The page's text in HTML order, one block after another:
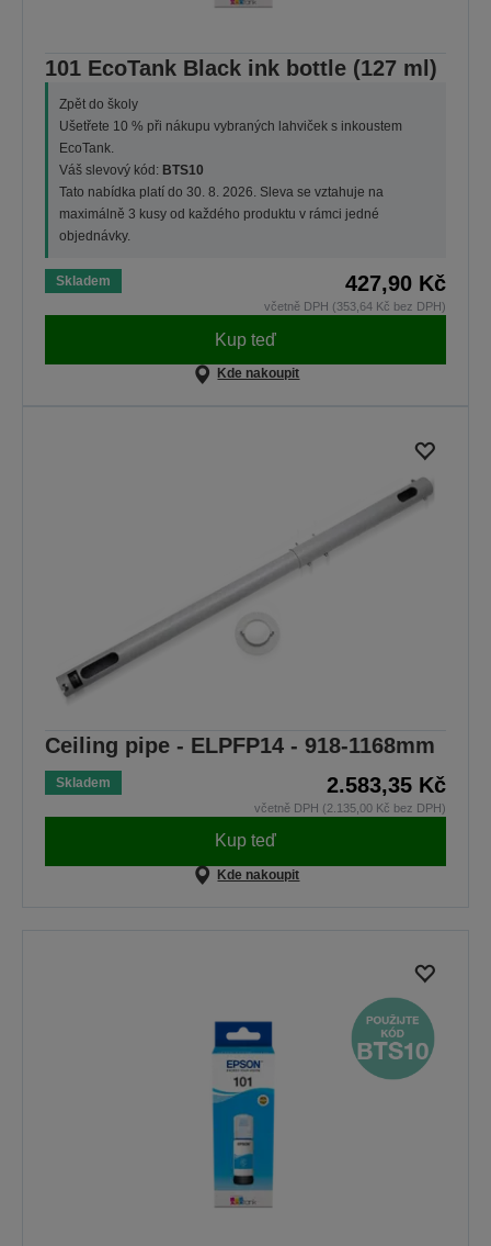
101 EcoTank Black ink bottle (127 ml)
Zpět do školy
Ušetřete 10 % při nákupu vybraných lahviček s inkoustem
EcoTank.
Váš slevový kód: BTS10
Tato nabídka platí do 30. 8. 2026. Sleva se vztahuje na
maximálně 3 kusy od každého produktu v rámci jedné
objednávky.
Skladem 427,90 Kč
včetně DPH (353,64 Kč bez DPH)
Kup teď
Kde nakoupit
Ceiling pipe - ELPFP14 - 918-1168mm
Skladem 2.583,35 Kč
včetně DPH (2.135,00 Kč bez DPH)
Kup teď
Kde nakoupit